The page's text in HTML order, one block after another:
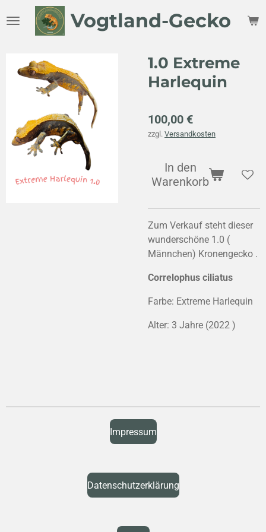
Hauptinhalt
Vogtland-Gecko
1.0 Extreme
Harlequin
100,00 €
zzgl. Versandkosten
In den
Warenkorb
Zum Verkauf steht dieser
wunderschöne 1.0 (
Männchen) Kronengecko .
Correlophus ciliatus
Farbe: Extreme Harlequin
Alter: 3 Jahre (2022 )
Impressum
Datenschutzerklärung